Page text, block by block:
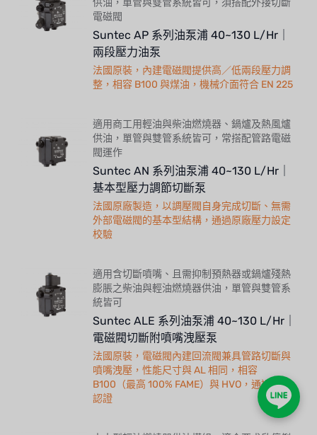
供油，單管與雙管系統皆可，須搭配外接切斷
電磁閥
Suntec AP 系列油泵浦 40~130 L/Hr｜
兩段壓力油泵
法國原裝，內建電磁閥提供高／低兩段壓力調
整，相容 B100 與煤油，機械介面符合 EN 225
適用商工用輕油與柴油燃燒器、鍋爐及熱風爐
供油，單管與雙管系統皆可，常搭配管路電磁
閥運作
Suntec AN 系列油泵浦 40~130 L/Hr｜
基本型壓力調節切斷泵
法國原廠製造，以調壓閥自身完成切斷、無需
外部電磁閥的基本型結構，通過原廠壓力設定
校驗
適用含切斷噴嘴、且需抑制預熱器或鍋爐殘熱
膨脹之柴油與輕油燃燒器供油，單管與雙管系
統皆可
Suntec ALE 系列油泵浦 40~130 L/Hr｜
電磁閥切斷附噴嘴洩壓泵
法國原裝，電磁閥內建回流閥兼具管路切斷與
噴嘴洩壓，性能尺寸與 AL 相同，相容
B100（最高 100% FAME）與 HVO，通過 TÜV
認證